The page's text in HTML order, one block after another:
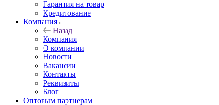
Гарантия на товар
Кредитование
Компания
Назад
Компания
О компании
Новости
Вакансии
Контакты
Реквизиты
Блог
Оптовым партнерам